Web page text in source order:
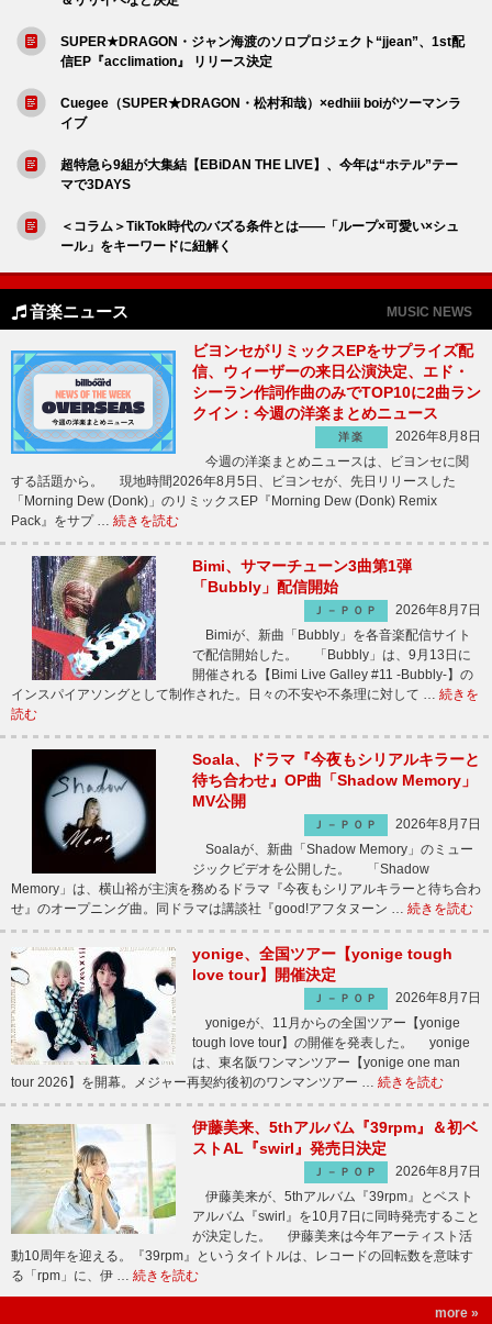
SUPER★DRAGON・ジャン海渡のソロプロジェクト“jjean”、1st配
信EP『acclimation』 リリース決定
Cuegee（SUPER★DRAGON・松村和哉）×edhiii boiがツーマンラ
イブ
超特急ら9組が大集結【EBiDAN THE LIVE】、今年は“ホテル”テー
マで3DAYS
＜コラム＞TikTok時代のバズる条件とは――「ループ×可愛い×シュ
ール」をキーワードに紐解く
音楽ニュース MUSIC NEWS
ビヨンセがリミックスEPをサプライズ配
信、ウィーザーの来日公演決定、エド・
シーラン作詞作曲のみでTOP10に2曲ラン
クイン：今週の洋楽まとめニュース
洋楽
2026年8月8日
今週の洋楽まとめニュースは、ビヨンセに関
する話題から。 現地時間2026年8月5日、ビヨンセが、先日リリースした
「Morning Dew (Donk)」のリミックスEP『Morning Dew (Donk) Remix
Pack』をサプ … 続きを読む
Bimi、サマーチューン3曲第1弾
「Bubbly」配信開始
Ｊ－ＰＯＰ
2026年8月7日
Bimiが、新曲「Bubbly」を各音楽配信サイト
で配信開始した。 「Bubbly」は、9月13日に
開催される【Bimi Live Galley #11 -Bubbly-】の
インスパイアソングとして制作された。日々の不安や不条理に対して … 続きを
読む
Soala、ドラマ『今夜もシリアルキラーと
待ち合わせ』OP曲「Shadow Memory」
MV公開
Ｊ－ＰＯＰ
2026年8月7日
Soalaが、新曲「Shadow Memory」のミュー
ジックビデオを公開した。 「Shadow
Memory」は、横山裕が主演を務めるドラマ『今夜もシリアルキラーと待ち合わ
せ』のオープニング曲。同ドラマは講談社『good!アフタヌーン … 続きを読む
yonige、全国ツアー【yonige tough
love tour】開催決定
Ｊ－ＰＯＰ
2026年8月7日
yonigeが、11月からの全国ツアー【yonige
tough love tour】の開催を発表した。 yonige
は、東名阪ワンマンツアー【yonige one man
tour 2026】を開幕。メジャー再契約後初のワンマンツアー … 続きを読む
伊藤美来、5thアルバム『39rpm』＆初ベ
ストAL『swirl』発売日決定
Ｊ－ＰＯＰ
2026年8月7日
伊藤美来が、5thアルバム『39rpm』とベスト
アルバム『swirl』を10月7日に同時発売すること
が決定した。 伊藤美来は今年アーティスト活
動10周年を迎える。『39rpm』というタイトルは、レコードの回転数を意味す
る「rpm」に、伊 … 続きを読む
more »